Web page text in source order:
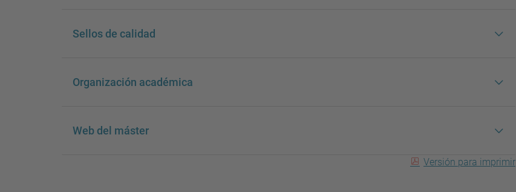
Sellos de calidad
Organización académica
Web del máster
Versión para imprimir